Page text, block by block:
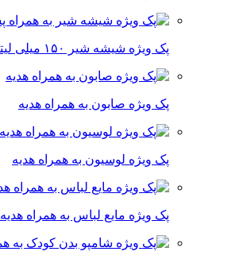
پک ویژه شیشه شیر ۱۵۰ میلی لیتری به همراه پستانک هدیه
پک ویژه صابون به همراه هدیه
پک ویژه لوسیون به همراه هدیه
پک ویژه مایع لباس به همراه هدیه